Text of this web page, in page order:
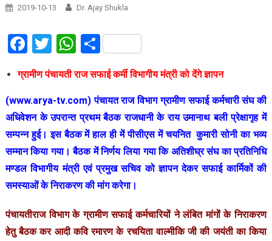
2019-10-13 Dr. Ajay Shukla
Facebook
Twitter
WhatsApp
Share
ग्रामीण पंचायती राज सफाई कर्मी विभागीय मंत्री को देंगे ज्ञापन
(www.arya-tv.com) पंचायत राज विभाग ग्रामीण सफाई कर्मचारी संघ की
अधिवेशन के उपरान्त प्रथम बैठक राजधानी के राय उमानाथ बली प्रेक्षागृह में
सम्पन्न हुई। इस बैठक में हाल ही में पीसीएस में चयनित कुमारी सोनी का भव्य
सम्मान किया गया। बैठक में निर्णय लिया गया कि अतिशीघ्र संघ का प्रतिनिधि
मण्डल विभागीय मंत्री एवं प्रमुख सचिव को ज्ञापन देकर सफाई कार्मिकों की
समस्याओं के निराकरण की मांग करेगा।
पंचायतीराज विभाग के ग्रामीण सफाई कर्मचारियों ने लंबित मांगों के निराकरण
हेतु बैठक कर आदी कवि रमारण के रचयिता वाल्मीकि जी की जयंती का किया